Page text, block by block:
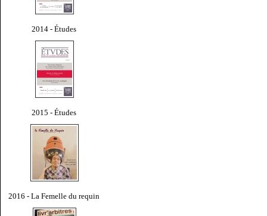
2014 - Études
2015 - Études
2016 - La Femelle du requin